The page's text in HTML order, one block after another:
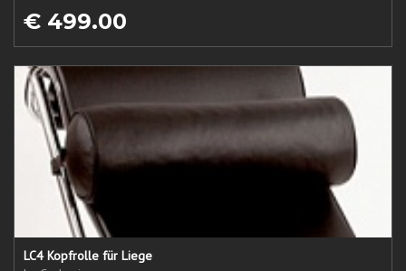
€ 499.00
LC4 Kopfrolle für Liege